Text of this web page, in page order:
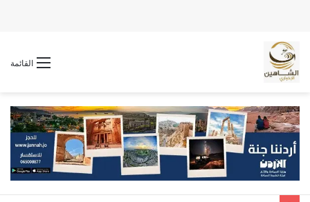
القائمة